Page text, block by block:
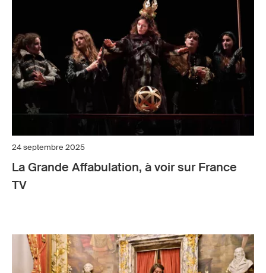
24 septembre 2025
La Grande Affabulation, à voir sur France
TV